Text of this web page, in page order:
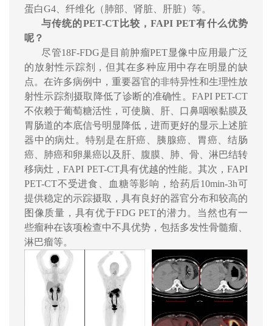
蛋白G4 、纤维化（肺部、肾脏、肝脏）等。
与传统的PET-CT比较，FAPI PET有什么优势
呢？
尽管18F-FDG是目前肿瘤PET显像中应用最广泛
的放射性示踪剂，但其在多种应用中存在明显的缺
点。在许多病例中，重要器官的非特异性和生理性放
射性示踪剂摄取降低了诊断的准确性。 FAPI PET-CT
不依赖于葡萄糖活性，可使脑、肝、口鼻咽喉黏膜及
胃肠道的本底信号明显降低，进而更好的显示上述脏
器中的病灶。特别是在肝癌、胰腺癌、胃癌、结肠
癌、肺癌和卵巢癌以及肝、腹膜、肺、骨、淋巴结转
移病灶，FAPI PET-CT具有优越的性能。其次，FAPI
PET-CT不受进食、血糖等影响，给药后10min-3h可
提供稳定的示踪摄取，具有良好的器官分布和较高的
图像质量，具有优于FDG PET的潜力。当然也有一
些瘤种在该项检查中不具优势，包括多发性骨髓瘤、
淋巴瘤等。